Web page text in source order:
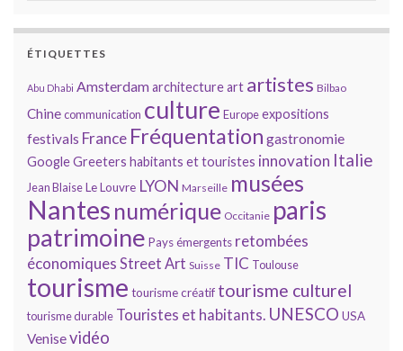
ÉTIQUETTES
Abu Dhabi Amsterdamarchitectureart artistes Bilbao
Chinecommunication culture Europeexpositions
festivals France Fréquentation gastronomie
GoogleGreeters habitants et touristes innovation Italie
Jean BlaiseLe Louvre LYON Marseille musées
Nantes numérique Occitanie paris
patrimoine Pays émergents retombées
économiques Street Art Suisse TIC Toulouse
tourisme tourisme créatif tourisme culturel
tourisme durable Touristes et habitants. UNESCO USA
Venisevidéo